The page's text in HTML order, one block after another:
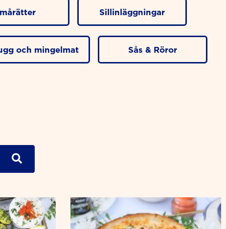
Sillinläggningar
och mingelmat Sås & Röror